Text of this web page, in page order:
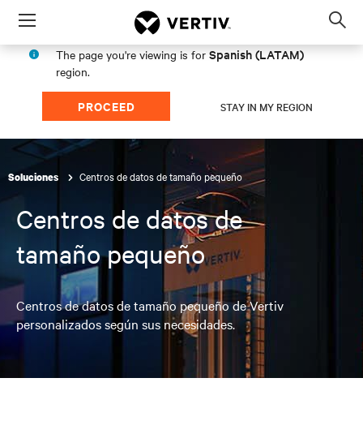
Menu
The page you're viewing is for Spanish (LATAM)
region.
PROCEED STAY IN MY REGION
Soluciones Centros de datos de tamaño pequeño
Centros de datos de
tamaño pequeño
Centros de datos de tamaño pequeño de Vertiv
personalizados según sus necesidades.